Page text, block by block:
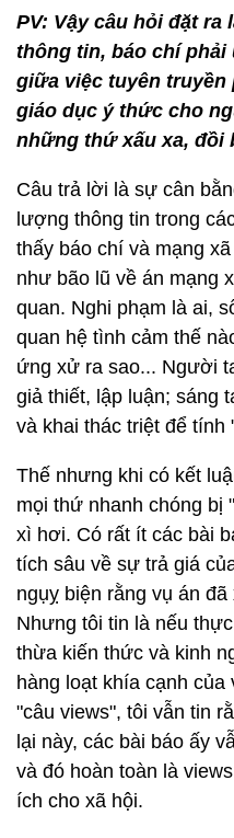
PV: Vậy câu hỏi đặt
thông tin, báo chí
giữa việc tuyên truyền
giáo dục ý thức cho
những thứ xấu xa, đồi
Câu trả lời là sự cân
lượng thông tin trong
thấy báo chí và mạng
như bão lũ về án mạng
quan. Nghi phạm là ai,
quan hệ tình cảm thế
ứng xử ra sao... Người
giả thiết, lập luận; sáng
và khai thác triệt để tính
Thế nhưng khi có kết
mọi thứ nhanh chóng bị
xì hơi. Có rất ít các bài
tích sâu về sự trả giá
ngụỵ biện rằng vụ án
Nhưng tôi tin là nếu
thừa kiến thức và kinh
hàng loạt khía cạnh
"câu views", tôi vẫn tin
lại này, các bài báo ấy
và đó hoàn toàn là
ích cho xã hội.